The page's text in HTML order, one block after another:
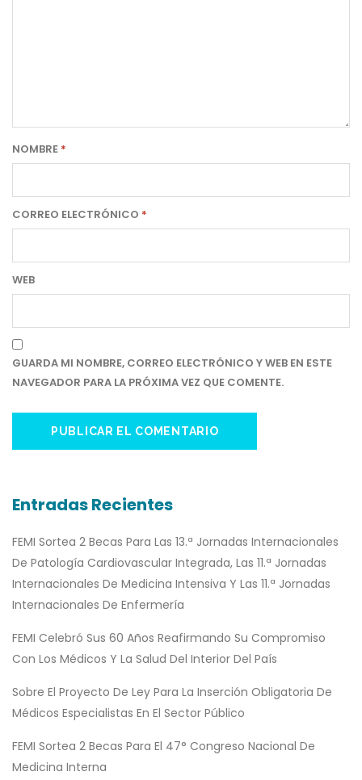
NOMBRE *
CORREO ELECTRÓNICO *
WEB
GUARDA MI NOMBRE, CORREO ELECTRÓNICO Y WEB EN ESTE
NAVEGADOR PARA LA PRÓXIMA VEZ QUE COMENTE.
Entradas Recientes
FEMI Sortea 2 Becas Para Las 13.ª Jornadas Internacionales
De Patología Cardiovascular Integrada, Las 11.ª Jornadas
Internacionales De Medicina Intensiva Y Las 11.ª Jornadas
Internacionales De Enfermería
FEMI Celebró Sus 60 Años Reafirmando Su Compromiso
Con Los Médicos Y La Salud Del Interior Del País
Sobre El Proyecto De Ley Para La Inserción Obligatoria De
Médicos Especialistas En El Sector Público
FEMI Sortea 2 Becas Para El 47° Congreso Nacional De
Medicina Interna